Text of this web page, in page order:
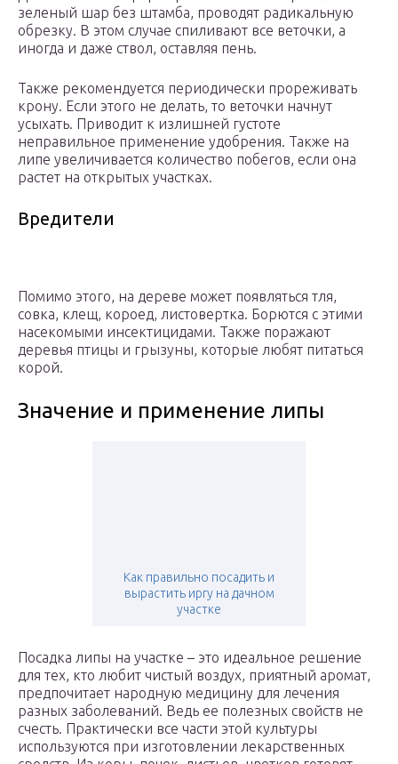
зеленый шар без штамба, проводят радикальную
обрезку. В этом случае спиливают все веточки, а
иногда и даже ствол, оставляя пень.
Также рекомендуется периодически прореживать
крону. Если этого не делать, то веточки начнут
усыхать. Приводит к излишней густоте
неправильное применение удобрения. Также на
липе увеличивается количество побегов, если она
растет на открытых участках.
Вредители
Помимо этого, на дереве может появляться тля,
совка, клещ, короед, листовертка. Борются с этими
насекомыми инсектицидами. Также поражают
деревья птицы и грызуны, которые любят питаться
корой.
Значение и применение липы
Как правильно посадить и
вырастить иргу на дачном
участке
Посадка липы на участке – это идеальное решение
для тех, кто любит чистый воздух, приятный аромат,
предпочитает народную медицину для лечения
разных заболеваний. Ведь ее полезных свойств не
счесть. Практически все части этой культуры
используются при изготовлении лекарственных